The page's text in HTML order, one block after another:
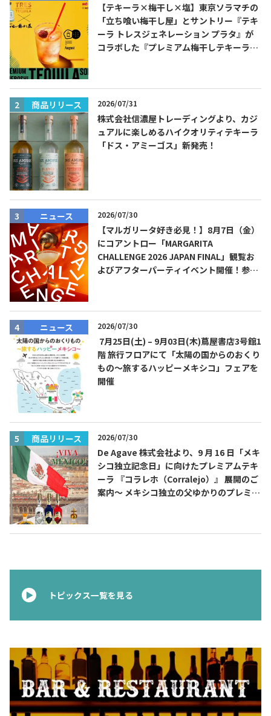
【テキーラ×梅干し×塩】東京ソラマチの
「立ち喰い梅干し屋」とサントリー『テキ
ーラ トレスジェネレーション プラタ』が
コラボした『プレミアム梅干しテキーラソ
商品リリース 2026/07/31
株式会社信濃屋トレーディングより、カジ
ュアルに楽しめるハイクオリティテキーラ
「ドス・アミーゴス」新発売！
ニュース 2026/07/30
【マルガリータ好き必見！】8月7日（金）
にコアントロー「MARGARITA
CHALLENGE 2026 JAPAN FINAL」観覧お
よびアフターパーティイベント開催！参加
ニュース 2026/07/30
7月25日(土) – 9月03日(木)蔦屋書店3号館1
階 旅行フロアにて「太陽の国からのおくり
もの～旅するハッピーメキシコ」フェアを
開催
商品リリース 2026/07/30
De Agave 株式会社より、9 月 16 日「メキ
シコ独立記念日」に向けたプレミアムテキ
ーラ 『コラレホ（Corralejo）』 展開のご
案内〜 メキシコ独立の父ゆかりのプレミア
トピックス一覧を見る